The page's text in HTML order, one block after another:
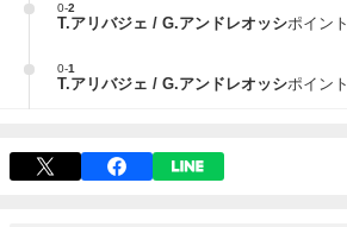
0-2
T.アリバジェ / G.アンドレオッシポイント
0-1
T.アリバジェ / G.アンドレオッシポイント